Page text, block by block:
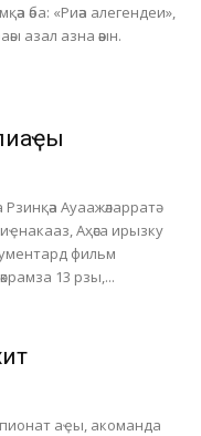
әба: «Риәа алегендеи»,
азал азна әәын.
Ауаажәларратә
Аҳәса ирызку
фильм
13 рзы,...
аҿы, акоманда